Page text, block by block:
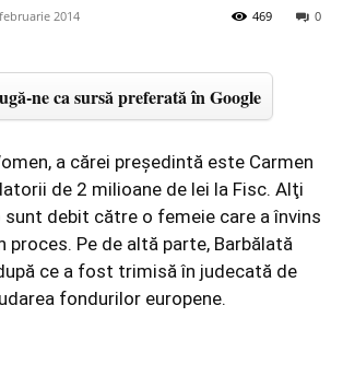
2014 0
469
ne ca sursă preferată în Google
a cărei preşedintă este Carmen
de 2 milioane de lei la Fisc. Alţi
sunt debit către o femeie care a învins
proces. Pe de altă parte, Barbălată
ce a fost trimisă în judecată de
fondurilor europene.